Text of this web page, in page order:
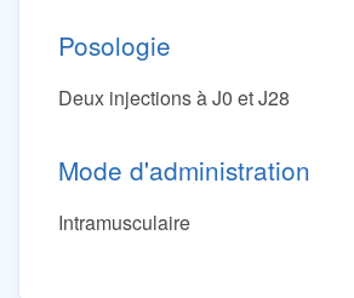
Posologie
Deux injections à J0 et J28
Mode d'administration
Intramusculaire